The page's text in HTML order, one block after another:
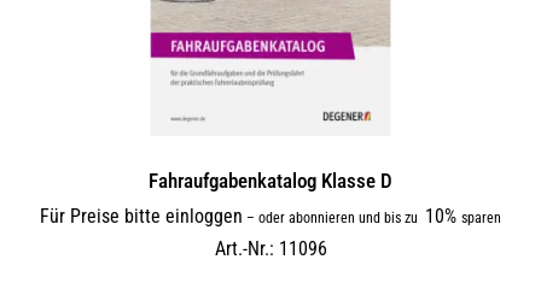
Fahraufgabenkatalog Klasse D
Für Preise bitte einloggen – oder abonnieren und bis zu 10% sparen
Art.-Nr.: 11096